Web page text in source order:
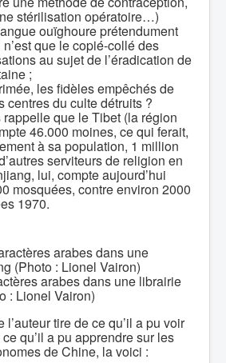
stérilisation opératoire…)
ouïghoure prétendument
que le copié-collé des
au sujet de l’éradication de
;
les fidèles empêchés de
centres du culte détruits ?
que le Tibet (la région
46.000 moines, ce qui ferait,
à sa population, 1 million
serviteurs de religion en
lui, compte aujourd’hui
mosquées, contre environ 2000
1970.
arabes dans une librairie
: Lionel Vairon)
tire de ce qu’il a pu voir
qu’il a pu apprendre sur les
de Chine, la voici :